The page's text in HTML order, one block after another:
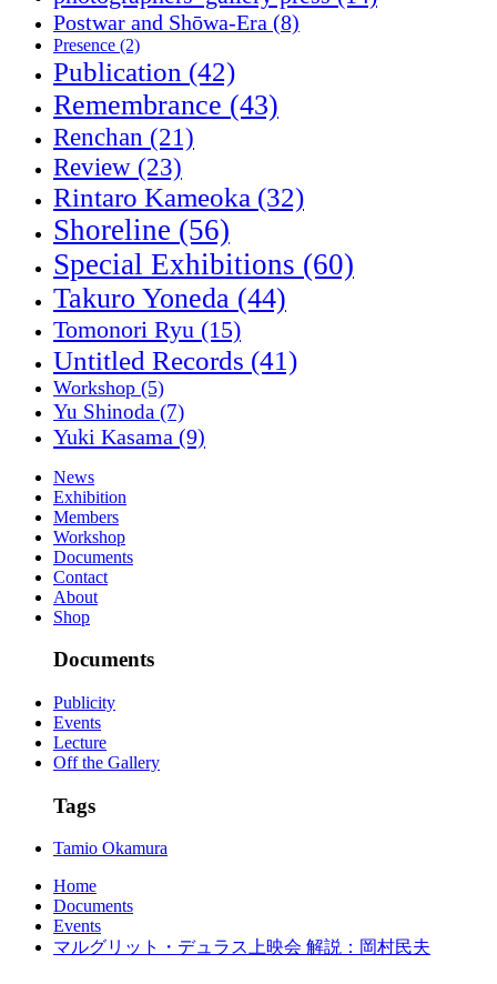
Postwar and Shōwa-Era (8)
Presence (2)
Publication (42)
Remembrance (43)
Renchan (21)
Review (23)
Rintaro Kameoka (32)
Shoreline (56)
Special Exhibitions (60)
Takuro Yoneda (44)
Tomonori Ryu (15)
Untitled Records (41)
Workshop (5)
Yu Shinoda (7)
Yuki Kasama (9)
News
Exhibition
Members
Workshop
Documents
Contact
About
Shop
Documents
Publicity
Events
Lecture
Off the Gallery
Tags
Tamio Okamura
Home
Documents
Events
マルグリット・デュラス上映会 解説：岡村民夫